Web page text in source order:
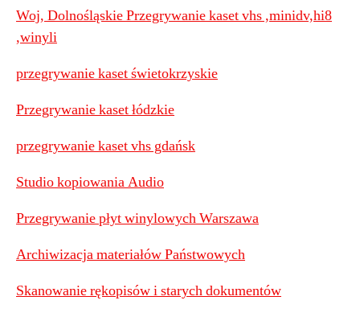
Woj, Dolnośląskie Przegrywanie kaset vhs ,minidv,hi8
,winyli
przegrywanie kaset świetokrzyskie
Przegrywanie kaset łódzkie
przegrywanie kaset vhs gdańsk
Studio kopiowania Audio
Przegrywanie płyt winylowych Warszawa
Archiwizacja materiałów Państwowych
Skanowanie rękopisów i starych dokumentów